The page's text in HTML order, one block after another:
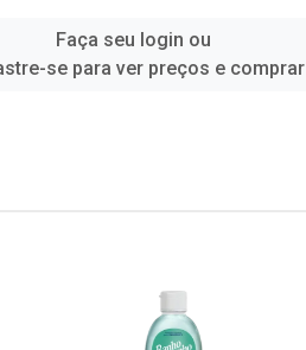
Faça seu login ou
se para ver preços e comprar